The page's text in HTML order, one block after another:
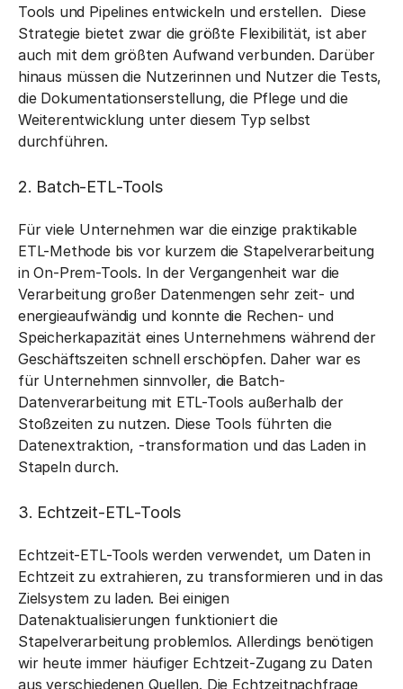
Tools und Pipelines entwickeln und erstellen. Diese
Strategie bietet zwar die größte Flexibilität, ist aber
auch mit dem größten Aufwand verbunden. Darüber
hinaus müssen die Nutzerinnen und Nutzer die Tests,
die Dokumentationserstellung, die Pflege und die
Weiterentwicklung unter diesem Typ selbst
durchführen.
2. Batch-ETL-Tools
Für viele Unternehmen war die einzige praktikable
ETL-Methode bis vor kurzem die Stapelverarbeitung
in On-Prem-Tools. In der Vergangenheit war die
Verarbeitung großer Datenmengen sehr zeit- und
energieaufwändig und konnte die Rechen- und
Speicherkapazität eines Unternehmens während der
Geschäftszeiten schnell erschöpfen. Daher war es
für Unternehmen sinnvoller, die Batch-
Datenverarbeitung mit ETL-Tools außerhalb der
Stoßzeiten zu nutzen. Diese Tools führten die
Datenextraktion, -transformation und das Laden in
Stapeln durch.
3. Echtzeit-ETL-Tools
Echtzeit-ETL-Tools werden verwendet, um Daten in
Echtzeit zu extrahieren, zu transformieren und in das
Zielsystem zu laden. Bei einigen
Datenaktualisierungen funktioniert die
Stapelverarbeitung problemlos. Allerdings benötigen
wir heute immer häufiger Echtzeit-Zugang zu Daten
aus verschiedenen Quellen. Die Echtzeitnachfrage